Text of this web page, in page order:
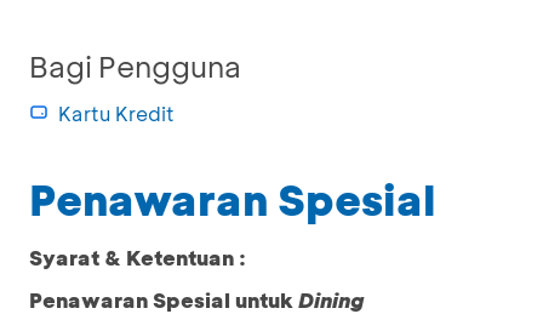
Bagi Pengguna
Kartu Kredit
Penawaran Spesial
Syarat & Ketentuan :
Penawaran Spesial untuk Dining